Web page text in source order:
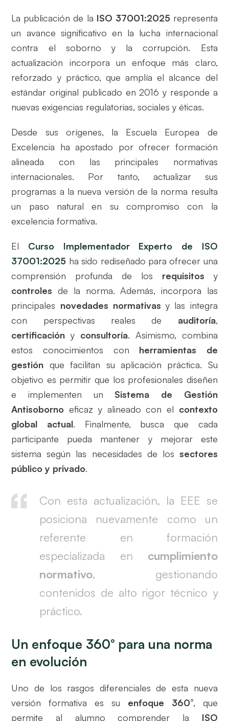
La publicación de la ISO 37001:2025representa
un avance significativo en la lucha internacional
contra el soborno y la corrupción. Esta
actualización incorpora un enfoque más claro,
reforzado y práctico, que amplía el alcance del
estándar original publicado en 2016 y responde a
nuevas exigencias regulatorias, sociales y éticas.
Desde sus orígenes, la Escuela Europea de
Excelencia ha apostado por ofrecer formación
alineada con las principales normativas
internacionales. Por tanto, actualizar sus
programas a la nueva versión de la norma resulta
un paso natural en su compromiso con la
excelencia formativa.
El Curso Implementador Experto de ISO
37001:2025 ha sido rediseñado para ofrecer una
comprensión profunda de los requisitos y
controles de la norma. Además, incorpora las
principales novedades normativas y las integra
con perspectivas reales de auditoría,
certificación y consultoría. Asimismo, combina
estos conocimientos con herramientas de
gestión que facilitan su aplicación práctica. Su
objetivo es permitir que los profesionales diseñen
e implementen un Sistema de Gestión
Antisoborno eficaz y alineado con el contexto
global actual. Finalmente, busca que cada
participante pueda mantener y mejorar este
sistema según las necesidades de los sectores
público y privado.
Con esta actualización, la EEE se
posiciona nuevamente como un
referente en formación
especializada en cumplimiento
normativo, gestionando
contenidos de alto rigor técnico y
práctico.
Un enfoque 360° para una norma
en evolución
Uno de los rasgos diferenciales de esta nueva
versión formativa es su enfoque 360°, que
permite al alumno comprender la ISO